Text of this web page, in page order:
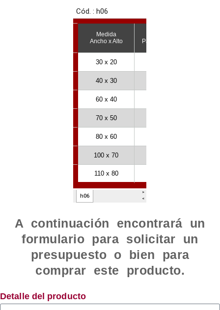
A continuación encontrará un
formulario para solicitar un
presupuesto o bien para
comprar este producto.
Detalle del producto